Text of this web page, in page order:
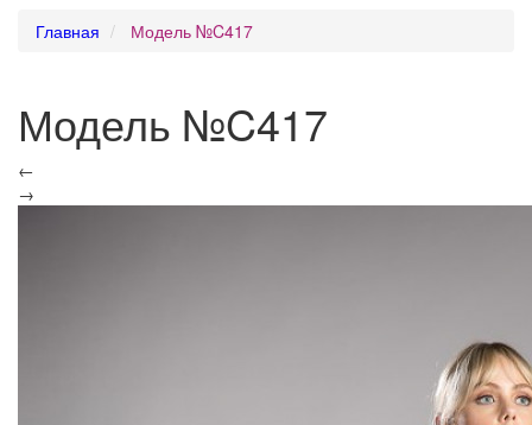
Главная
Модель №C417
Модель №C417
←
→